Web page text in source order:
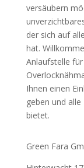
versäubern
der sich auf
hat.
Anlaufstelle
Ihnen einen
geben und
bietet.
Green Fara